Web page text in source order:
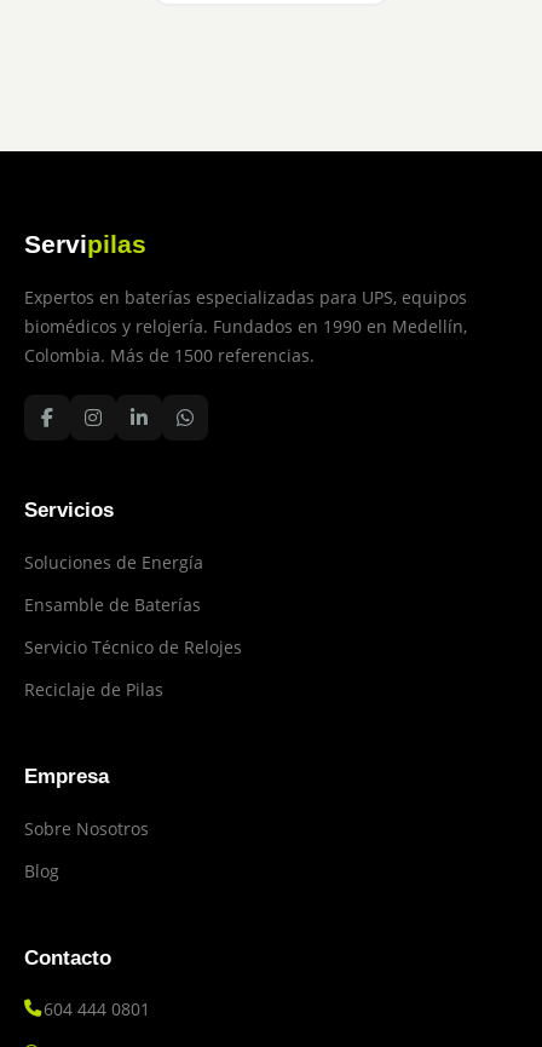
Servipilas
Expertos en baterías especializadas para UPS, equipos
biomédicos y relojería. Fundados en 1990 en Medellín,
Colombia. Más de 1500 referencias.
Servicios
Soluciones de Energía
Ensamble de Baterías
Servicio Técnico de Relojes
Reciclaje de Pilas
Empresa
Sobre Nosotros
Blog
Contacto
604 444 0801